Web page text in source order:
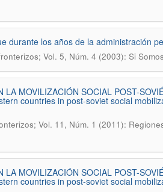
durante los años de la administración
Vol. 5, Núm. 4 (2003): Si
MOVILIZACIÓN SOCIAL POST-
countries in post-soviet social
Vol. 11, Núm. 1 (2011):
MOVILIZACIÓN SOCIAL POST-
countries in post-soviet social